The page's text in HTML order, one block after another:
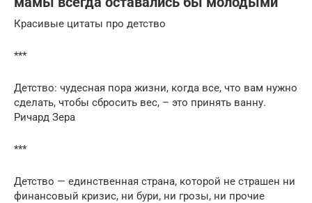
Красивые цитаты про детство
***
Детство: чудесная пора жизни, когда все, что вам нужно
сделать, чтобы сбросить вес, – это принять ванну.
Ричард Зера
***
Детство — единственная страна, которой не страшен ни
финансовый кризис, ни бури, ни грозы, ни прочие